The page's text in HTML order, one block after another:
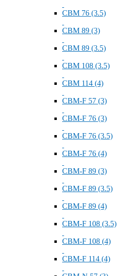
СВМ 76 (3.5)
СВМ 89 (3)
СВМ 89 (3.5)
СВМ 108 (3.5)
СВМ 114 (4)
СВМ-F 57 (3)
СВМ-F 76 (3)
СВМ-F 76 (3.5)
СВМ-F 76 (4)
СВМ-F 89 (3)
СВМ-F 89 (3.5)
СВМ-F 89 (4)
СВМ-F 108 (3.5)
СВМ-F 108 (4)
СВМ-F 114 (4)